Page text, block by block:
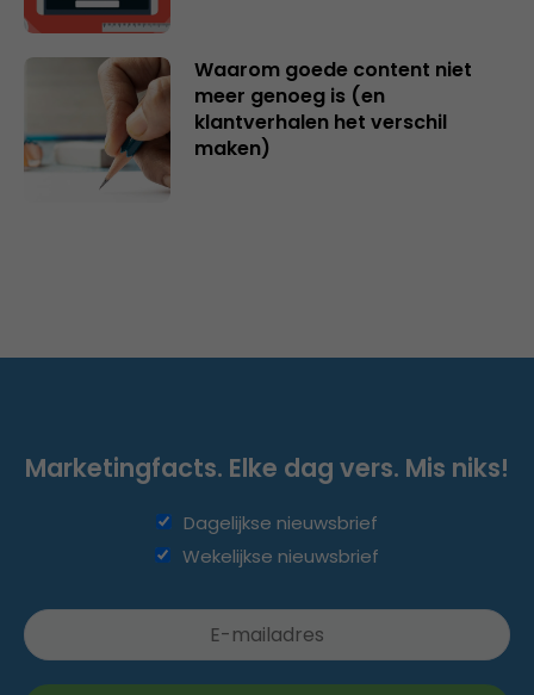
Waarom goede content niet
meer genoeg is (en
klantverhalen het verschil
maken)
Marketingfacts. Elke dag vers. Mis niks!
Dagelijkse nieuwsbrief
Wekelijkse nieuwsbrief